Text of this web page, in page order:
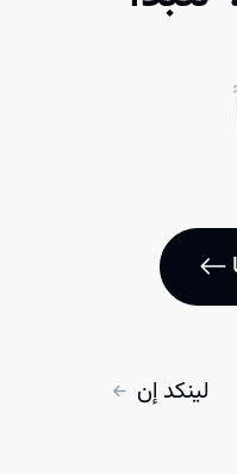
لينكد إن